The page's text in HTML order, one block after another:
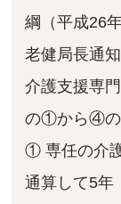
綱（平成26
⽼健局⻑通知
介護⽀援専
の①から④の
① 専任の介
通算して5年